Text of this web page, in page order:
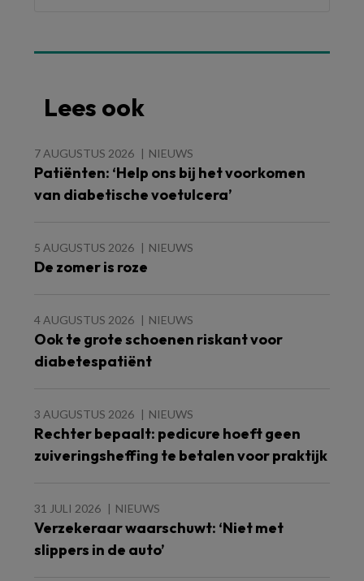
Lees ook
7 AUGUSTUS 2026 NIEUWS
Patiënten: ‘Help ons bij het voorkomen
van diabetische voetulcera’
5 AUGUSTUS 2026 NIEUWS
De zomer is roze
4 AUGUSTUS 2026 NIEUWS
Ook te grote schoenen riskant voor
diabetespatiënt
3 AUGUSTUS 2026 NIEUWS
Rechter bepaalt: pedicure hoeft geen
zuiveringsheffing te betalen voor praktijk
31 JULI 2026 NIEUWS
Verzekeraar waarschuwt: ‘Niet met
slippers in de auto’